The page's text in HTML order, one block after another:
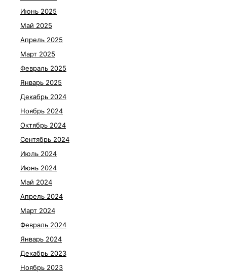
Июнь 2025
Май 2025
Апрель 2025
Март 2025
Февраль 2025
Январь 2025
Декабрь 2024
Ноябрь 2024
Октябрь 2024
Сентябрь 2024
Июль 2024
Июнь 2024
Май 2024
Апрель 2024
Март 2024
Февраль 2024
Январь 2024
Декабрь 2023
Ноябрь 2023